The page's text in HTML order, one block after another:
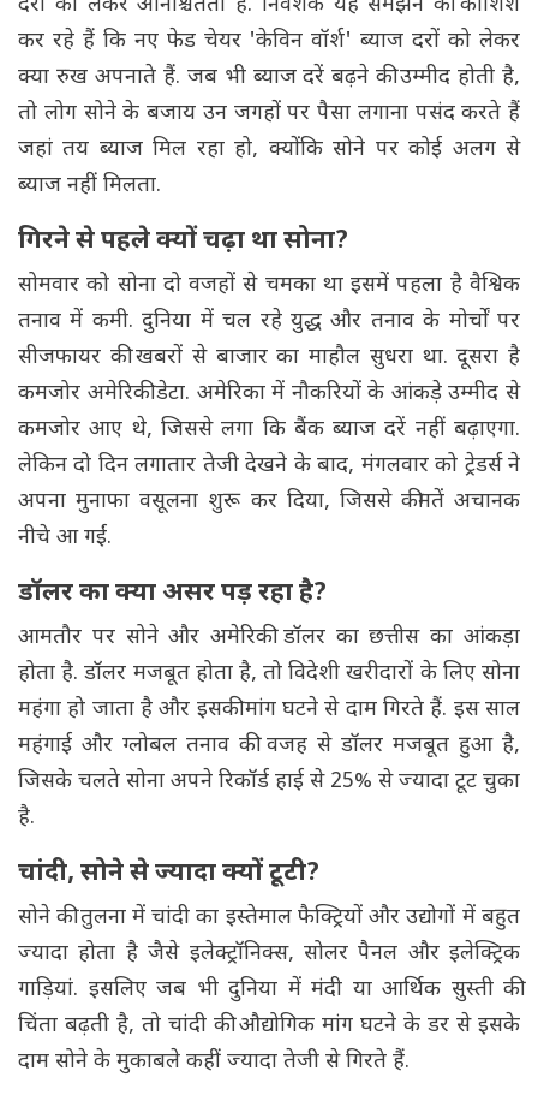
दरों को लेकर अनिश्चितता है. निवेशक यह समझने की कोशिश
कर रहे हैं कि नए फेड चेयर 'केविन वॉर्श' ब्याज दरों को लेकर
क्या रुख अपनाते हैं. जब भी ब्याज दरें बढ़ने की उम्मीद होती है,
तो लोग सोने के बजाय उन जगहों पर पैसा लगाना पसंद करते हैं
जहां तय ब्याज मिल रहा हो, क्योंकि सोने पर कोई अलग से
ब्याज नहीं मिलता.
गिरने से पहले क्यों चढ़ा था सोना?
सोमवार को सोना दो वजहों से चमका था इसमें पहला है वैश्विक
तनाव में कमी. दुनिया में चल रहे युद्ध और तनाव के मोर्चों पर
सीजफायर की खबरों से बाजार का माहौल सुधरा था. दूसरा है
कमजोर अमेरिकी डेटा. अमेरिका में नौकरियों के आंकड़े उम्मीद से
कमजोर आए थे, जिससे लगा कि बैंक ब्याज दरें नहीं बढ़ाएगा.
लेकिन दो दिन लगातार तेजी देखने के बाद, मंगलवार को ट्रेडर्स ने
अपना मुनाफा वसूलना शुरू कर दिया, जिससे कीमतें अचानक
नीचे आ गईं.
डॉलर का क्या असर पड़ रहा है?
आमतौर पर सोने और अमेरिकी डॉलर का छत्तीस का आंकड़ा
होता है. डॉलर मजबूत होता है, तो विदेशी खरीदारों के लिए सोना
महंगा हो जाता है और इसकी मांग घटने से दाम गिरते हैं. इस साल
महंगाई और ग्लोबल तनाव की वजह से डॉलर मजबूत हुआ है,
जिसके चलते सोना अपने रिकॉर्ड हाई से 25% से ज्यादा टूट चुका
है.
चांदी, सोने से ज्यादा क्यों टूटी?
सोने की तुलना में चांदी का इस्तेमाल फैक्ट्रियों और उद्योगों में बहुत
ज्यादा होता है जैसे इलेक्ट्रॉनिक्स, सोलर पैनल और इलेक्ट्रिक
गाड़ियां. इसलिए जब भी दुनिया में मंदी या आर्थिक सुस्ती की
चिंता बढ़ती है, तो चांदी की औद्योगिक मांग घटने के डर से इसके
दाम सोने के मुकाबले कहीं ज्यादा तेजी से गिरते हैं.